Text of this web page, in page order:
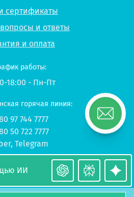
сертификаты
и ответы
и оплата
«Учеба в Польше»
работы:
18:00 - Пн-Пт
горячая линия:
97 744 7777
50 722 7777
, Telegram
ИИ